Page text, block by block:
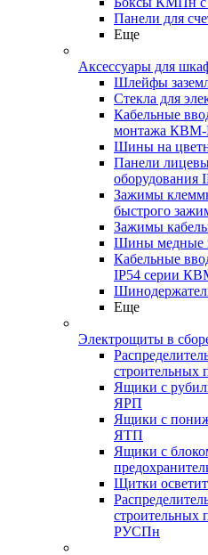
Панели для
Еще
Аксессуары для
Шлейфы
Стекла для
Кабельные
монтажа
Шины на
Панели
оборудования
Зажимы
быстрого
Зажимы
Шины медные
Кабельные
IP54 серии
Еще
Электрощиты в
Ящики с
ЯРП
Ящики с
ЯТП
Ящики с
Щитки
строительных
РУСПн